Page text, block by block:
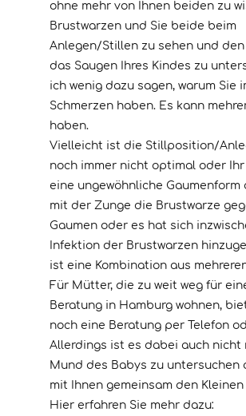
ohne mehr von Ihnen beiden zu
Brustwarzen und Sie beide beim
Anlegen/Stillen zu sehen und den
das Saugen Ihres Kindes zu
ich wenig dazu sagen, warum Sie
Schmerzen haben. Es kann
haben.
Vielleicht ist die Stillposition/
noch immer nicht optimal oder Ihr
eine ungewöhnliche
mit der Zunge die Brustwarze
Gaumen oder es hat sich
Infektion der Brustwarzen
ist eine Kombination aus
Für Mütter, die zu weit weg für
Beratung in Hamburg wohnen,
noch eine Beratung per Telefon
Allerdings ist es dabei auch nicht
Mund des Babys zu untersuchen
mit Ihnen gemeinsam den
Hier erfahren Sie mehr dazu: